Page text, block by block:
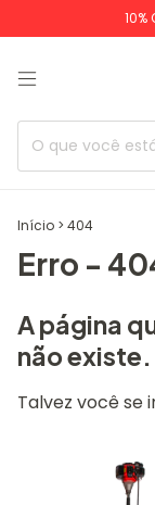
10%
Início > 404
Erro -
A página
não existe.
Talvez você se